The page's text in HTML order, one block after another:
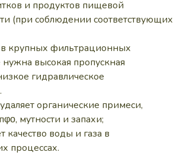
и продуктов пищевой
(при соблюдении соответствующих
в крупных фильтрационных
нужна высокая пропускная
гидравлическое
органические примеси,
мутности и запахи;
качество воды и газа в
процессах.